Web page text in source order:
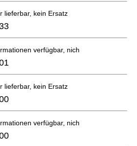
lieferbar, kein Ersatz
verfügbar, nicht bestellbar
lieferbar, kein Ersatz
verfügbar, nicht bestellbar